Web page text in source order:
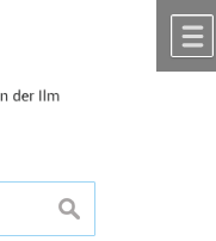
suchen